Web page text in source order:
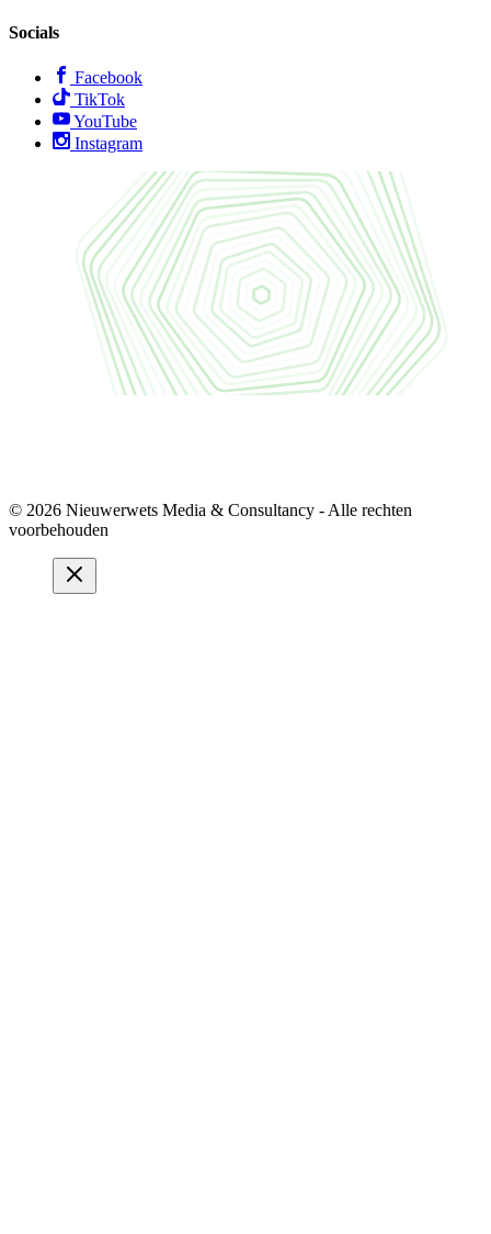
Socials
Facebook
TikTok
YouTube
Instagram
© 2026 Nieuwerwets Media & Consultancy - Alle rechten
voorbehouden